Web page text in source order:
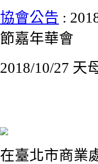
協會公告 :
節嘉年華會
2018/10/27 天
在臺北市商業